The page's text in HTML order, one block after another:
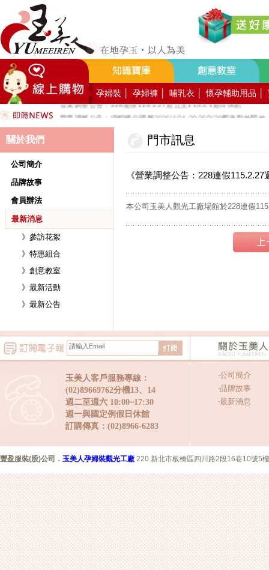
孕婦裝 孕婦褲 哺乳衣 懷孕輔助用品
好YUN香隨束口袋DIY2026-8月活動報名
營業調整公告：員工教育訓練115.8.1週六全館不對外開放
營業調整公告：115.7.18週六至115.7.19週日休館
營業調整公告：端午連假115.6.19週五至115.6.21週日休館
營業調整公告：五一勞動節連假115.5.1週五至115.5.4週一休館
營業調整公告：兒童節/清明連假115.4.3週五至115.4.6週一休館
營業調整公告：228連假115.2.27週五至115.3.1週日休館
營業調整公告：場館櫃位調整2026/1/31-2026/2/28暫停對外開放
公司總機服務專線02-89669762
玉美人，竭誠歡迎您的加入~新加入會員送購物金100元~
玉美人.板橋門市.觀光工廠歡迎大家使用國民旅遊卡消費!
關於我們
公司簡介
品牌故事
會員辦法
最新消息
》參訪花絮
》特惠組合
》創意教室
》最新活動
》最新公告
門市訊息
《營業調整公告：228連假
本公司玉美人觀光工廠場館於228連假
玉美人客戶服務專線：
(02)89669762分機13、14
週二至週六 10:00~17:30
週一與國定例假日休館
訂購傳真：(02)8966-6283
‧公司簡介
‧品牌故事
‧最新消息
豐盈服裝(股)公司 ． 玉美人孕婦裝觀光工廠 220 新北市板橋區四川路2段16巷10號